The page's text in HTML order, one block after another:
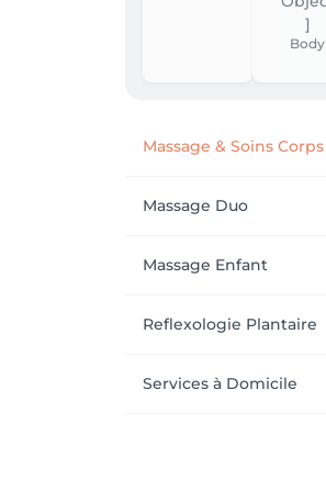
Body
Massage & Soins Corps
Massage Duo
Massage Enfant
Reflexologie Plantaire
Services à Domicile